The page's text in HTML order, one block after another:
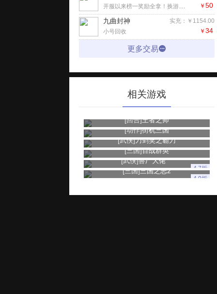
￥ 50
实充：￥1154.00
九曲封神
小号回收 ￥ 34
更多交易
相关游戏
[回合]王者之师
[动作]街机三国
[武侠]刀剑笑之霸刀
[三国]百战群英
[武侠]兽厂大佬
4.7折
[三国]三国之志2
4.0折